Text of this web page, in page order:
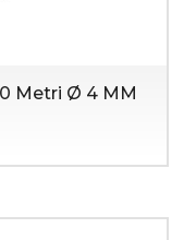
Metri Ø 4 MM